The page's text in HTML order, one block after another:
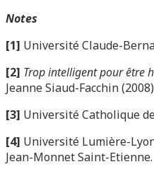
Notes
[1] Université Claude-
[2] Trop intelligent pour être
Jeanne Siaud-Facchin
[3] Université Catholique
[4] Université Lumière-
Jean-Monnet Saint-Etienne.